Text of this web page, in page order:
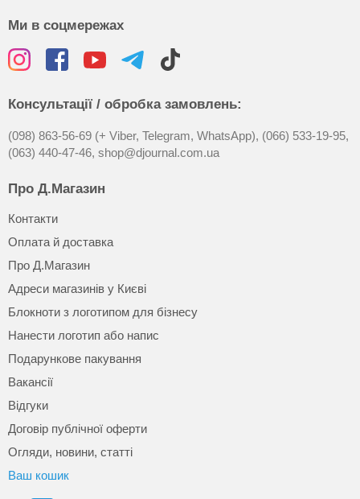
Ми в соцмережах
Консультації / обробка замовлень:
(098) 863-56-69 (+ Viber, Telegram, WhatsApp), (066) 533-19-95,
(063) 440-47-46, shop@djournal.com.ua
Про Д.Магазин
Контакти
Оплата й доставка
Про Д.Магазин
Адреси магазинів у Києві
Блокноти з логотипом для бізнесу
Нанести логотип або напис
Подарункове пакування
Вакансії
Відгуки
Договір публічної оферти
Огляди, новини, статті
Ваш кошик